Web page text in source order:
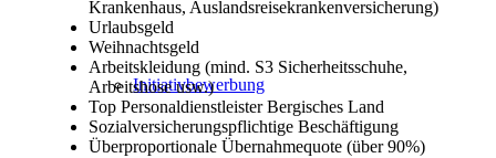
Initiativbewerbung
Krankenhaus, Auslandsreisekrankenversicherung)
Urlaubsgeld
Weihnachtsgeld
Arbeitskleidung (mind. S3 Sicherheitsschuhe,
Arbeitshose usw.)
Top Personaldienstleister Bergisches Land
Sozialversicherungspflichtige Beschäftigung
Überproportionale Übernahmequote (über 90%)